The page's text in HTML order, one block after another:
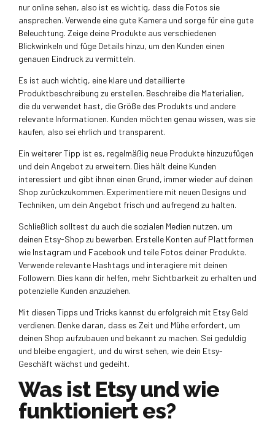
nur online sehen, also ist es wichtig, dass die Fotos sie
ansprechen. Verwende eine gute Kamera und sorge für eine gute
Beleuchtung. Zeige deine Produkte aus verschiedenen
Blickwinkeln und füge Details hinzu, um den Kunden einen
genauen Eindruck zu vermitteln.
Es ist auch wichtig, eine klare und detaillierte
Produktbeschreibung zu erstellen. Beschreibe die Materialien,
die du verwendet hast, die Größe des Produkts und andere
relevante Informationen. Kunden möchten genau wissen, was sie
kaufen, also sei ehrlich und transparent.
Ein weiterer Tipp ist es, regelmäßig neue Produkte hinzuzufügen
und dein Angebot zu erweitern. Dies hält deine Kunden
interessiert und gibt ihnen einen Grund, immer wieder auf deinen
Shop zurückzukommen. Experimentiere mit neuen Designs und
Techniken, um dein Angebot frisch und aufregend zu halten.
Schließlich solltest du auch die sozialen Medien nutzen, um
deinen Etsy-Shop zu bewerben. Erstelle Konten auf Plattformen
wie Instagram und Facebook und teile Fotos deiner Produkte.
Verwende relevante Hashtags und interagiere mit deinen
Followern. Dies kann dir helfen, mehr Sichtbarkeit zu erhalten und
potenzielle Kunden anzuziehen.
Mit diesen Tipps und Tricks kannst du erfolgreich mit Etsy Geld
verdienen. Denke daran, dass es Zeit und Mühe erfordert, um
deinen Shop aufzubauen und bekannt zu machen. Sei geduldig
und bleibe engagiert, und du wirst sehen, wie dein Etsy-
Geschäft wächst und gedeiht.
Was ist Etsy und wie
funktioniert es?